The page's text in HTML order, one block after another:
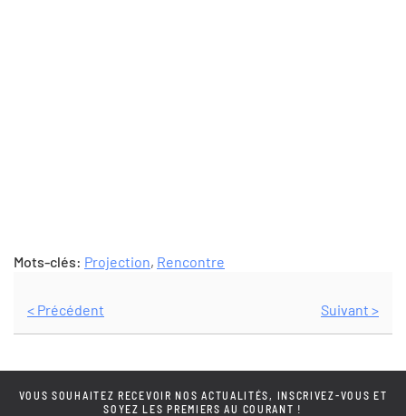
Mots-clés: Projection, Rencontre
< Précédent Suivant >
VOUS SOUHAITEZ RECEVOIR NOS ACTUALITÉS, INSCRIVEZ-VOUS ET
SOYEZ LES PREMIERS AU COURANT !